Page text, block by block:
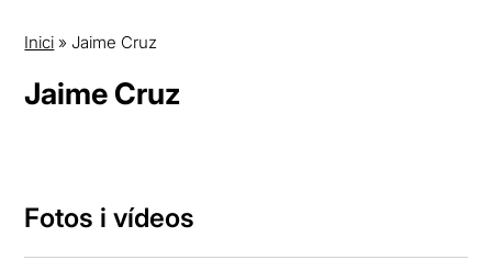
Inici » Jaime Cruz
Jaime Cruz
Fotos i vídeos